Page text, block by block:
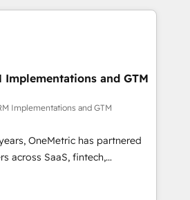
mid-market and enterprise
and AI to design connected
scalable revenue
spans RevOps, CRM and data
and strategic marketing,
proprietary FLAIR framework
HubSpot Elite
certified consultancy,
and technology to help
and grow stronger.
Implementations and GTM
Implementations and GTM
OneMetric has partnered
across SaaS, fintech,
and other industries. With
experts, we deliver scalable